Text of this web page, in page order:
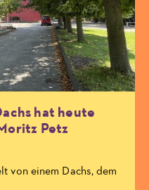
hat heute
Petz
von einem Dachs, dem